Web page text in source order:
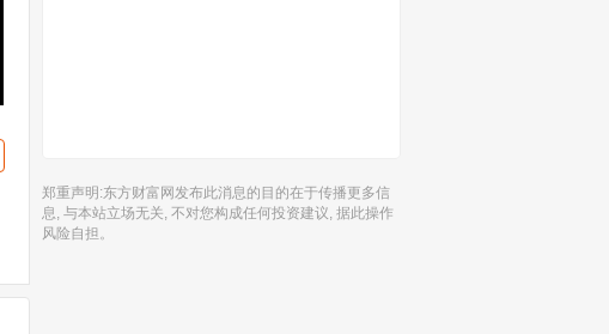
郑重声明:东方财富网发布此消息的目的在于传播更多信
息, 与本站立场无关, 不对您构成任何投资建议, 据此操作
风险自担。